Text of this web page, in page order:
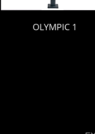
OLYMPIC 1